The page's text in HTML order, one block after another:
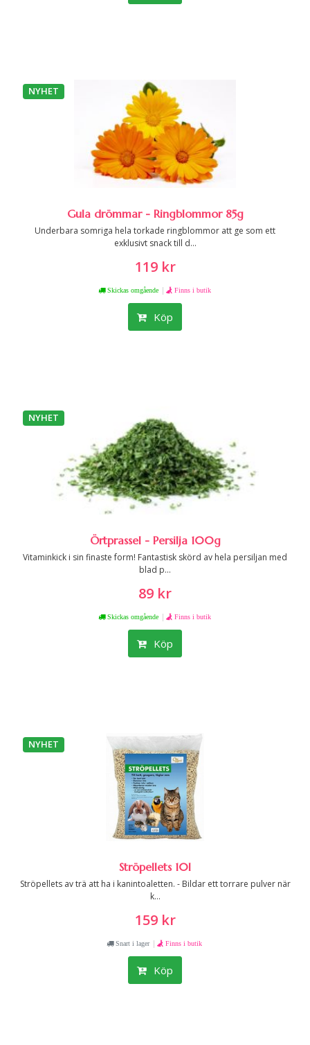
NYHET
Gula drömmar - Ringblommor 85g
Underbara somriga hela torkade ringblommor att ge som ett
exklusivt snack till d...
119 kr
Skickas omgående | Finns i butik
Köp
NYHET
Örtprassel - Persilja 100g
Vitaminkick i sin finaste form! Fantastisk skörd av hela persiljan med
blad p...
89 kr
Skickas omgående | Finns i butik
Köp
NYHET
Ströpellets 10l
Ströpellets av trä att ha i kanintoaletten. - Bildar ett torrare pulver när
k...
159 kr
Snart i lager | Finns i butik
Köp